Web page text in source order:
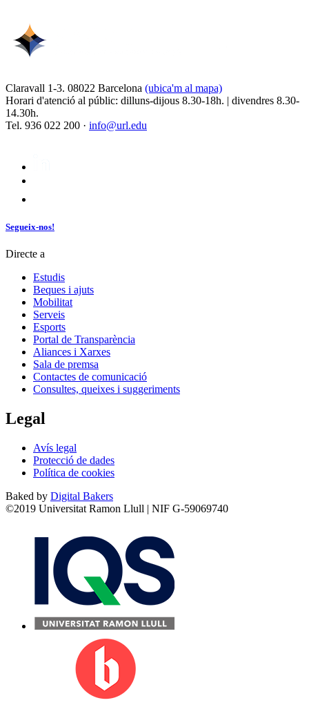
Claravall 1-3. 08022 Barcelona (ubica'm al mapa)
Horari d'atenció al públic: dilluns-dijous 8.30-18h. | divendres 8.30-
14.30h.
Tel. 936 022 200 · info@url.edu
Segueix-nos!
Directe a
Estudis
Beques i ajuts
Mobilitat
Serveis
Esports
Portal de Transparència
Aliances i Xarxes
Sala de premsa
Contactes de comunicació
Consultes, queixes i suggeriments
Legal
Avís legal
Protecció de dades
Política de cookies
Baked by Digital Bakers
©2019 Universitat Ramon Llull | NIF G-59069740